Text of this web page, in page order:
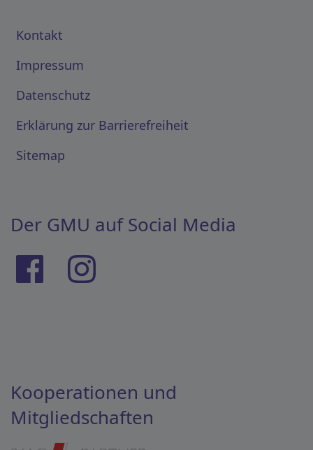
Kontakt
Impressum
Datenschutz
Erklärung zur Barrierefreiheit
Sitemap
Der GMU auf Social Media
Kooperationen und
Mitgliedschaften